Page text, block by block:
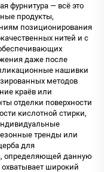
фурнитура — всё это
продукты,
позиционирования
нитей и с
даже после
нашивки
методов
краёв или
отделки поверхности
кислотной стирки,
тренды или
для
определяющей данную
широкий